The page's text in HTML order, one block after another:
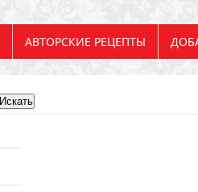
АВТОРСКИЕ РЕЦЕПТЫ